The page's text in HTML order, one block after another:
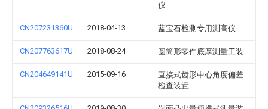
仪
CN207231360U 2018-04-13 蓝宝石检测专用测高仪
CN207763617U 2018-08-24 圆筒形零件底厚测量工装
CN204649141U 2015-09-16
直接式齿形中心角度偏差
检查装置